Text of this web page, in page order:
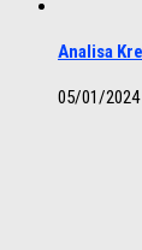
Analisa
05/01/2024